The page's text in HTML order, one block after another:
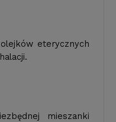
eterycznych
mieszanki